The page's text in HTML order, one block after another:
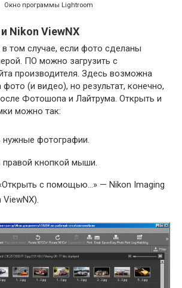
Окно программы Lightroom
Nikon ViewNX
том случае, если фото сделаны
ПО можно загрузить с
производителя. Здесь возможна
фото (и видео), но результат, конечно,
Фотошопа и Лайтрума. Открыть и
можно так:
фотографии.
правой кнопкой мыши.
с помощью…» — Nikon Imaging
ViewNX).